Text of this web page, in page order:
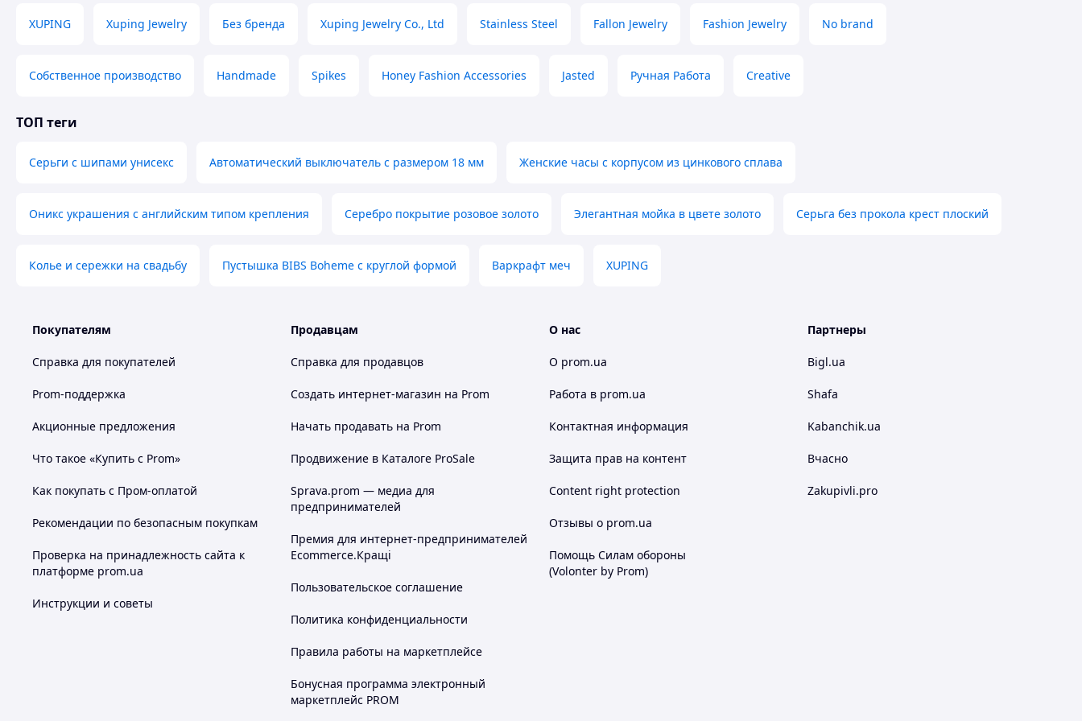
XUPING Xuping Jewelry Без бренда Xuping Jewelry Co., Ltd Stainless Steel Fallon Jewelry Fashion Jewelry No brand
Собственное производство Handmade Spikes Honey Fashion Accessories Jasted Ручная Работа Creative
ТОП теги
Серьги с шипами унисекс Автоматический выключатель с размером 18 мм Женские часы с корпусом из цинкового сплава
Оникс украшения с английским типом крепления Серебро покрытие розовое золото Элегантная мойка в цвете золото Серьга без прокола крест плоский
Колье и сережки на свадьбу Пустышка BIBS Boheme с круглой формой Варкрафт меч XUPING
Покупателям
Справка для покупателей
Prom-поддержка
Акционные предложения
Что такое «Купить с Prom»
Как покупать с Пром-оплатой
Рекомендации по безопасным покупкам
Проверка на принадлежность сайта к
платформе prom.ua
Инструкции и советы
Продавцам
Справка для продавцов
Создать интернет-магазин на Prom
Начать продавать на Prom
Продвижение в Каталоге ProSale
Sprava.prom — медиа для
предпринимателей
Премия для интернет-предпринимателей
Ecommerce.Кращі
Пользовательское соглашение
Политика конфиденциальности
Правила работы на маркетплейсе
Бонусная программа электронный
маркетплейс PROM
О нас
О prom.ua
Работа в prom.ua
Контактная информация
Защита прав на контент
Content right protection
Отзывы о prom.ua
Помощь Силам обороны
(Volonter by Prom)
Партнеры
Bigl.ua
Shafa
Kabanchik.ua
Вчасно
Zakupivli.pro